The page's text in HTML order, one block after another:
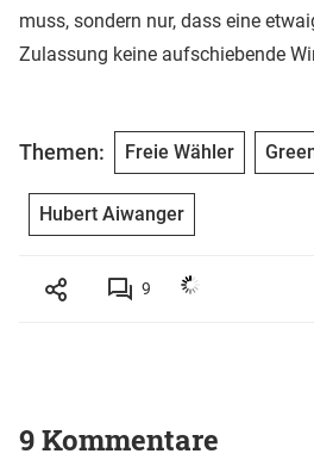
muss, sondern nur, dass eine
Zulassung keine aufschiebende
Themen: Freie Wähler
Hubert Aiwanger
9
9 Kommentare